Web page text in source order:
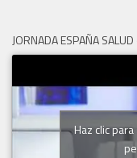
JORNADA ESPAÑA
Haz clic